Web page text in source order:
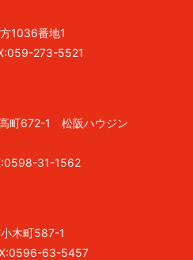
1036番地1
273-5521
町672-1 松阪ハウジン
31-1562
木町587-1
63-5457